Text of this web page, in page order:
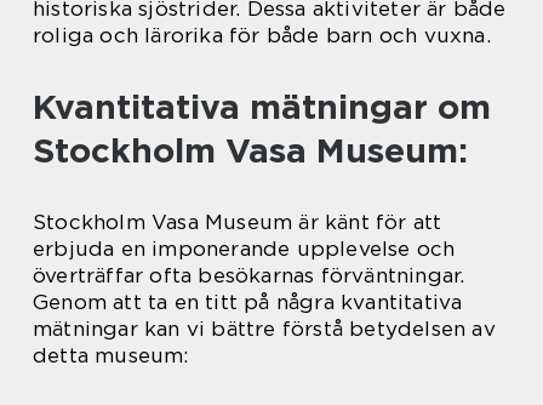
historiska sjöstrider. Dessa aktiviteter är både
roliga och lärorika för både barn och vuxna.
Kvantitativa mätningar om
Stockholm Vasa Museum:
Stockholm Vasa Museum är känt för att
erbjuda en imponerande upplevelse och
överträffar ofta besökarnas förväntningar.
Genom att ta en titt på några kvantitativa
mätningar kan vi bättre förstå betydelsen av
detta museum: